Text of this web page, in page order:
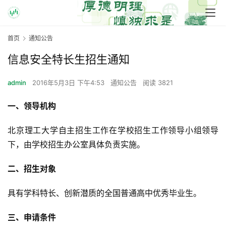
首页 通知公告
信息安全特长生招生通知
admin 2016年5月3日 下午4:53 通知公告 阅读 3821
一、领导机构
北京理工大学自主招生工作在学校招生工作领导小组领导
下，由学校招生办公室具体负责实施。
二、招生对象
具有学科特长、创新潜质的全国普通高中优秀毕业生。
三、申请条件